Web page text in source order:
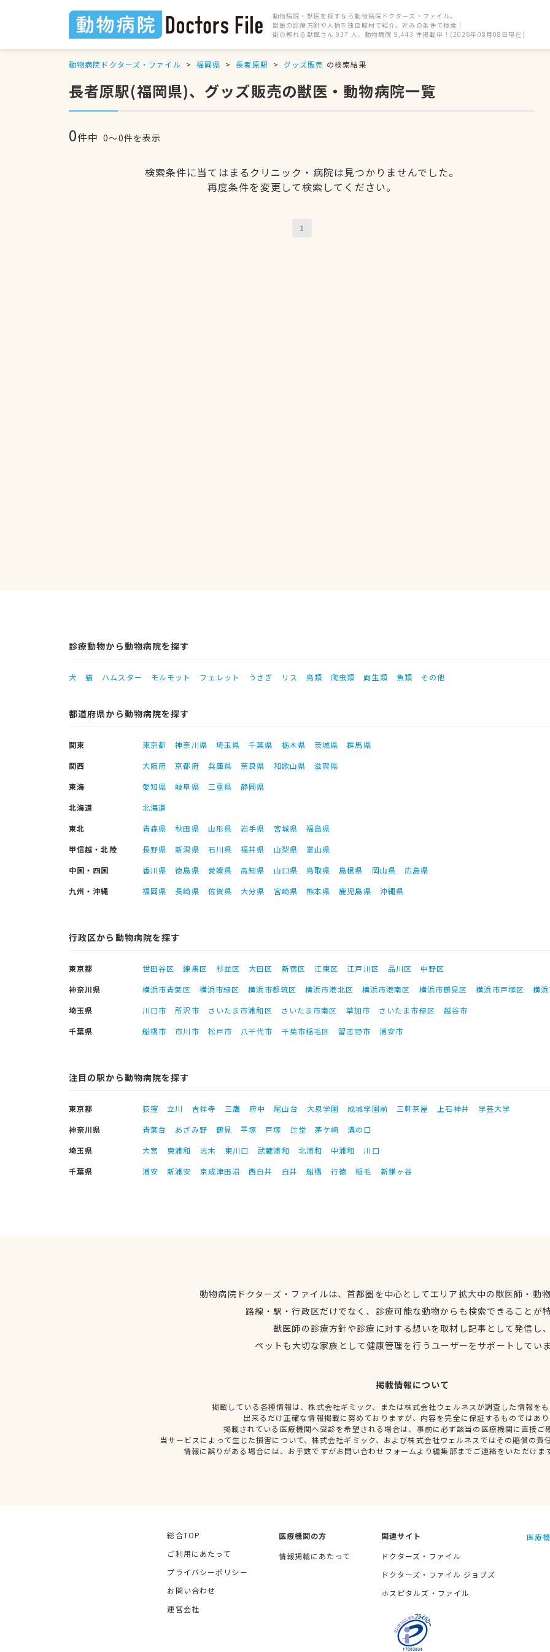
動物病院・獣医を探すなら動物病院ドクターズ・ファイル。
獣医の診療方針や人柄を独自取材で紹介。好みの条件で検索！
街の頼れる獣医さん 937 人、動物病院 9,443 件掲載中！(2026年08月08日現在)
動物病院ドクターズ・ファイル 福岡県 長者原駅 グッズ販売 の検索結果
長者原駅(福岡県)、グッズ販売の獣医・動物病院一覧
0件中 0〜0件を表示
検索条件に当てはまるクリニック・病院は見つかりませんでした。
再度条件を変更して検索してください。
1
診療動物から動物病院を探す
犬 猫 ハムスター モルモット フェレット うさぎ リス 鳥類 爬虫類 両生類 魚類 その他
都道府県から動物病院を探す
関東 東京都 神奈川県 埼玉県 千葉県 栃木県 茨城県
群馬県
関西
大阪府 京都府 兵庫県 奈良県 和歌山県
滋賀県
東海
愛知県 岐阜県 三重県
静岡県
北海道
北海道
東北
青森県 秋田県 山形県 岩手県 宮城県
福島県
甲信越・北陸
長野県 新潟県 石川県 福井県 山梨県
富山県
中国・四国
香川県 徳島県 愛媛県 高知県 山口県 鳥取県 島根県 岡山県
広島県
九州・沖縄
福岡県 長崎県 佐賀県 大分県 宮崎県 熊本県 鹿児島県 沖縄県
行政区から動物病院を探す
東京都 世田谷区 練馬区 杉並区 大田区 新宿区 江東区 江戸川区 品川区
中野区
神奈川県
横浜市青葉区 横浜市緑区 横浜市都筑区 横浜市港北区 横浜市港南区 横浜市鶴見区 横浜市戸塚区
横
埼玉県
川口市 所沢市 さいたま市浦和区 さいたま市南区 草加市 さいたま市緑区
越谷市
千葉県
船橋市 市川市 松戸市 八千代市 千葉市稲毛区 習志野市 浦安市
注目の駅から動物病院を探す
東京都 荻窪 立川 吉祥寺 三鷹 府中 尾山台 大泉学園 成城学園前 三軒茶屋 上石神井
学芸大学
神奈川県
青葉台 あざみ野 鶴見 平塚 戸塚 辻堂 茅ケ崎
溝の口
埼玉県
大宮 東浦和 志木 東川口 武蔵浦和 北浦和 中浦和
川口
千葉県
浦安 新浦安 京成津田沼 西白井 白井 船橋 行徳 稲毛 新鎌ヶ谷
動物病院ドクターズ・ファイルは、首都圏を中心としてエリア拡大中の獣医師・動
路線・駅・行政区だけでなく、診療可能な動物からも検索できることが
獣医師の診療方針や診療に対する想いを取材し記事として発信し
ペットも大切な家族として健康管理を行うユーザーをサポートしてい
掲載情報について
掲載している各種情報は、株式会社ギミック、または株式会社ウェルネスが調査した情報を
出来るだけ正確な情報掲載に努めておりますが、内容を完全に保証するものではあ
掲載されている医療機関へ受診を希望される場合は、事前に必ず該当の医療機関に直接ご
当サービスによって生じた損害について、株式会社ギミック、および株式会社ウェルネスではその賠償の責
情報に誤りがある場合には、お手数ですがお問い合わせフォームより編集部までご連絡をいただけま
総合TOP
ご利用にあたって
プライバシーポリシー
お問い合わせ
運営会社
医療機関の方
情報掲載にあたって
関連サイト
ドクターズ・ファイル
ドクターズ・ファイル ジョブズ
ホスピタルズ・ファイル
医療